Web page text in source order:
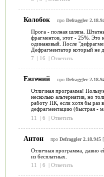
Колобок про Defraggler
Прога - полная шляпа.
фрагментов, этот - 25%. Это
одинаковый. После
Дефрагментатор который не
7
| 16 | Ответить
Евгений про Defraggler
Отличная программа!
несколько альтернатив, но
работу ПК, если хотя бы раз
дефрагментацию (быстрая -
11
| 6 | Ответить
Антон про Defraggler 2.18.945
Отличная программа, давно
из бесплатных.
11
| 6 | Ответить